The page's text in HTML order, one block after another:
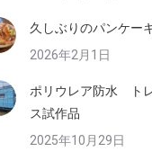
久しぶりのパンケー
2026年2月1日
ポリウレア防水 ト
ス試作品
2025年10月29日